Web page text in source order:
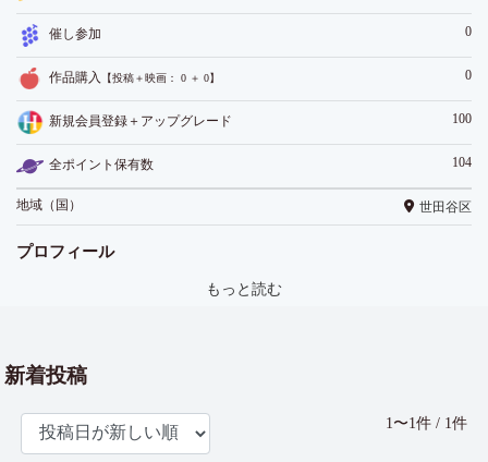
催し参加 0
作品購入 【投稿＋映画： 0 ＋ 0】 0
新規会員登録＋アップグレード 100
全ポイント保有数 104
地域（国） 世田谷区
プロフィール
もっと読む
新着投稿
1〜1件 / 1件